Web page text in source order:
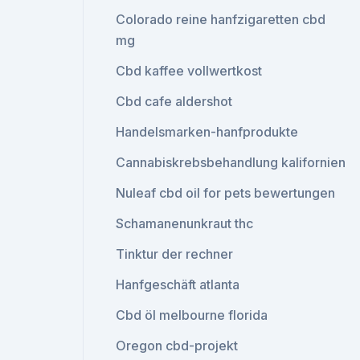
Colorado reine hanfzigaretten cbd
mg
Cbd kaffee vollwertkost
Cbd cafe aldershot
Handelsmarken-hanfprodukte
Cannabiskrebsbehandlung kalifornien
Nuleaf cbd oil for pets bewertungen
Schamanenunkraut thc
Tinktur der rechner
Hanfgeschäft atlanta
Cbd öl melbourne florida
Oregon cbd-projekt